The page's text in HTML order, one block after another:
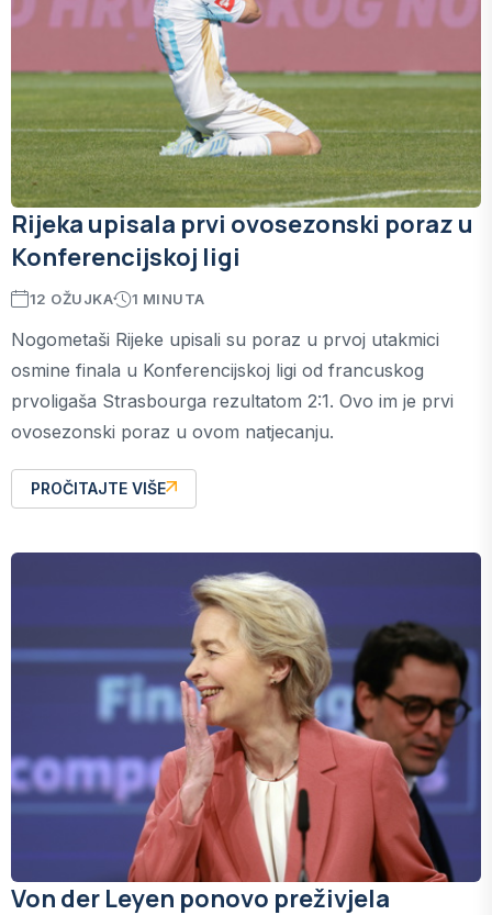
Rijeka upisala prvi ovosezonski poraz u
Konferencijskoj ligi
12 OŽUJKA 1 MINUTA
Nogometaši Rijeke upisali su poraz u prvoj utakmici
osmine finala u Konferencijskoj ligi od francuskog
prvoligaša Strasbourga rezultatom 2:1. Ovo im je prvi
ovosezonski poraz u ovom natjecanju.
PROČITAJTE VIŠE
Von der Leyen ponovo preživjela